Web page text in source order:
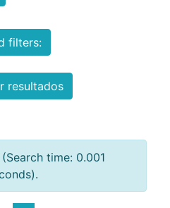
filters:
resultados
time: 0.001